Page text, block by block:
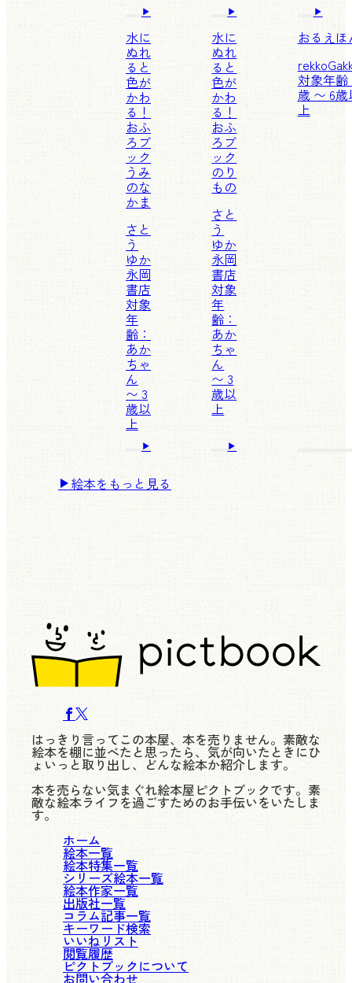
水に
ぬれ
ると
色が
かわ
る！
おふ
ろブ
ック
うみ
のな
かま
さと
う
ゆか
永岡
書店
対象
年
齢：
あか
ちゃ
ん
〜 3
歳以
上
水に
ぬれ
ると
色が
かわ
る！
おふ
ろブ
ック
のり
もの
さと
う
ゆか
永岡
書店
対象
年
齢：
あか
ちゃ
ん
〜 3
歳以
上
おるえほ
rekko
対象年齢
歳 〜 6歳
上
絵本をもっと見る
はっきり言ってこの本屋、本を売りません。素敵な
絵本を棚に並べたと思ったら、気が向いたときにひ
ょいっと取り出し、どんな絵本か紹介します。
本を売らない気まぐれ絵本屋ピクトブックです。素
敵な絵本ライフを過ごすためのお手伝いをいたしま
す。
ホーム
絵本一覧
絵本特集一覧
シリーズ絵本一覧
絵本作家一覧
出版社一覧
コラム記事一覧
キーワード検索
いいねリスト
閲覧履歴
ピクトブックについて
お問い合わせ